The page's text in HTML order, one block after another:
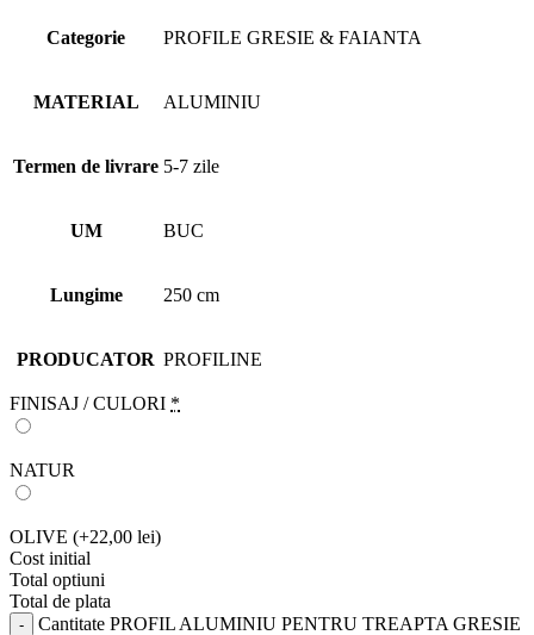
Categorie PROFILE GRESIE & FAIANTA
MATERIAL ALUMINIU
Termen de livrare 5-7 zile
UM BUC
Lungime 250 cm
PRODUCATOR PROFILINE
FINISAJ / CULORI *
NATUR
OLIVE (+22,00 lei)
Cost initial
Total optiuni
Total de plata
Cantitate PROFIL ALUMINIU PENTRU TREAPTA GRESIE